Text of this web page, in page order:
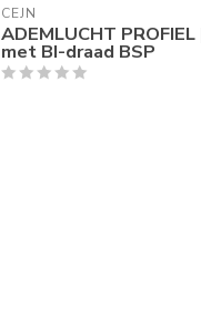
CEJN
ADEMLUCHT
met BI-draad BSP